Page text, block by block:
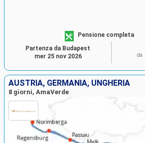
Pensione completa
da
Partenza da Budapest
mer 25 nov 2026
AUSTRIA, GERMANIA, UNGHERIA
8 giorni, AmaVerde